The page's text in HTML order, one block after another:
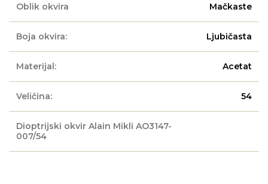
Oblik okvira Mačkaste
Boja okvira: Ljubičasta
Materijal: Acetat
Veličina: 54
Dioptrijski okvir Alain Mikli AO3147-
007/54